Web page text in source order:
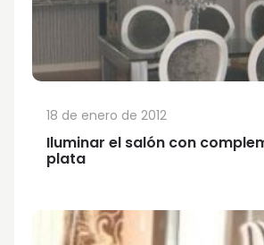
Iluminar el salón con
plata
18 de enero de 2012